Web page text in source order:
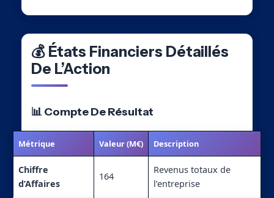
💰 États Financiers Détaillés
De L’Action
📊 Compte De Résultat
Métrique Valeur (M€) Description
Chiffre
d’Affaires
164
Revenus totaux de
l’entreprise